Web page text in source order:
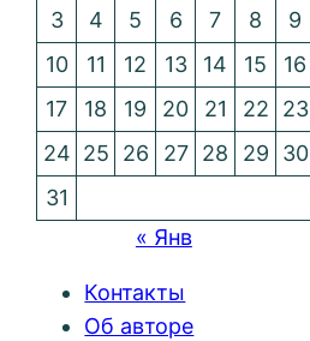
3
4 5 6 7 8
9
10
11 12 13 14 15
16
17
18 19 20 21 22
23
24 25 26 27 28 29
30
31
« Янв
Контакты
Об авторе